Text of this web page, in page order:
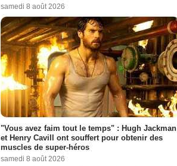
samedi 8 août 2026
"Vous avez faim tout le temps" : Hugh Jackman
et Henry Cavill ont souffert pour obtenir des
muscles de super-héros
samedi 8 août 2026